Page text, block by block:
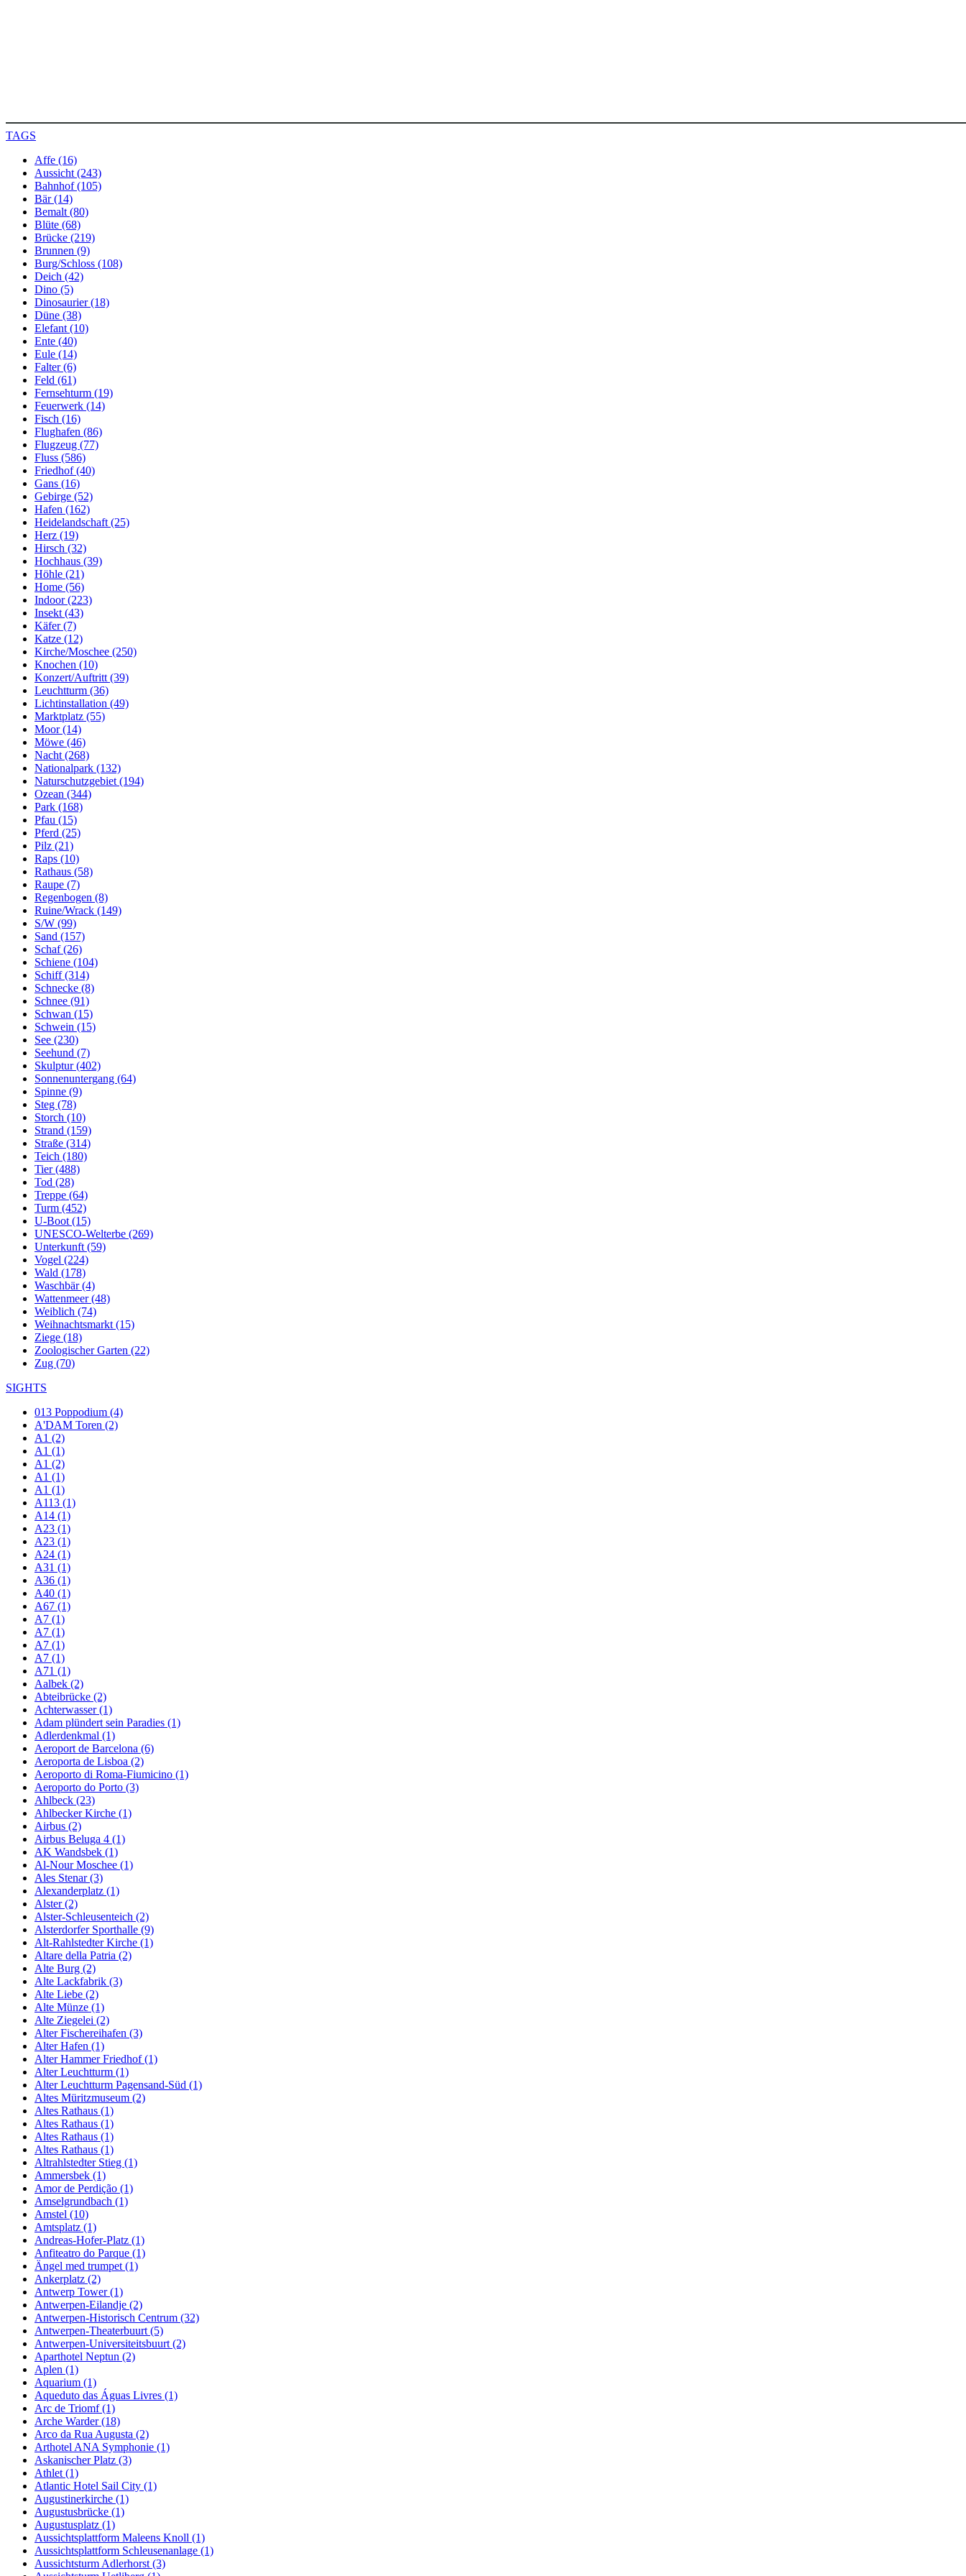
TAGS
Affe (16)
Aussicht (243)
Bahnhof (105)
Bär (14)
Bemalt (80)
Blüte (68)
Brücke (219)
Brunnen (9)
Burg/Schloss (108)
Deich (42)
Dino (5)
Dinosaurier (18)
Düne (38)
Elefant (10)
Ente (40)
Eule (14)
Falter (6)
Feld (61)
Fernsehturm (19)
Feuerwerk (14)
Fisch (16)
Flughafen (86)
Flugzeug (77)
Fluss (586)
Friedhof (40)
Gans (16)
Gebirge (52)
Hafen (162)
Heidelandschaft (25)
Herz (19)
Hirsch (32)
Hochhaus (39)
Höhle (21)
Home (56)
Indoor (223)
Insekt (43)
Käfer (7)
Katze (12)
Kirche/Moschee (250)
Knochen (10)
Konzert/Auftritt (39)
Leuchtturm (36)
Lichtinstallation (49)
Marktplatz (55)
Moor (14)
Möwe (46)
Nacht (268)
Nationalpark (132)
Naturschutzgebiet (194)
Ozean (344)
Park (168)
Pfau (15)
Pferd (25)
Pilz (21)
Raps (10)
Rathaus (58)
Raupe (7)
Regenbogen (8)
Ruine/Wrack (149)
S/W (99)
Sand (157)
Schaf (26)
Schiene (104)
Schiff (314)
Schnecke (8)
Schnee (91)
Schwan (15)
Schwein (15)
See (230)
Seehund (7)
Skulptur (402)
Sonnenuntergang (64)
Spinne (9)
Steg (78)
Storch (10)
Strand (159)
Straße (314)
Teich (180)
Tier (488)
Tod (28)
Treppe (64)
Turm (452)
U-Boot (15)
UNESCO-Welterbe (269)
Unterkunft (59)
Vogel (224)
Wald (178)
Waschbär (4)
Wattenmeer (48)
Weiblich (74)
Weihnachtsmarkt (15)
Ziege (18)
Zoologischer Garten (22)
Zug (70)
SIGHTS
013 Poppodium (4)
A'DAM Toren (2)
A1 (2)
A1 (1)
A1 (2)
A1 (1)
A1 (1)
A113 (1)
A14 (1)
A23 (1)
A23 (1)
A24 (1)
A31 (1)
A36 (1)
A40 (1)
A67 (1)
A7 (1)
A7 (1)
A7 (1)
A7 (1)
A71 (1)
Aalbek (2)
Abteibrücke (2)
Achterwasser (1)
Adam plündert sein Paradies (1)
Adlerdenkmal (1)
Aeroport de Barcelona (6)
Aeroporta de Lisboa (2)
Aeroporto di Roma-Fiumicino (1)
Aeroporto do Porto (3)
Ahlbeck (23)
Ahlbecker Kirche (1)
Airbus (2)
Airbus Beluga 4 (1)
AK Wandsbek (1)
Al-Nour Moschee (1)
Ales Stenar (3)
Alexanderplatz (1)
Alster (2)
Alster-Schleusenteich (2)
Alsterdorfer Sporthalle (9)
Alt-Rahlstedter Kirche (1)
Altare della Patria (2)
Alte Burg (2)
Alte Lackfabrik (3)
Alte Liebe (2)
Alte Münze (1)
Alte Ziegelei (2)
Alter Fischereihafen (3)
Alter Hafen (1)
Alter Hammer Friedhof (1)
Alter Leuchtturm (1)
Alter Leuchtturm Pagensand-Süd (1)
Altes Müritzmuseum (2)
Altes Rathaus (1)
Altes Rathaus (1)
Altes Rathaus (1)
Altes Rathaus (1)
Altrahlstedter Stieg (1)
Ammersbek (1)
Amor de Perdição (1)
Amselgrundbach (1)
Amstel (10)
Amtsplatz (1)
Andreas-Hofer-Platz (1)
Anfiteatro do Parque (1)
Ängel med trumpet (1)
Ankerplatz (2)
Antwerp Tower (1)
Antwerpen-Eilandje (2)
Antwerpen-Historisch Centrum (32)
Antwerpen-Theaterbuurt (5)
Antwerpen-Universiteitsbuurt (2)
Aparthotel Neptun (2)
Aplen (1)
Aquarium (1)
Aqueduto das Águas Livres (1)
Arc de Triomf (1)
Arche Warder (18)
Arco da Rua Augusta (2)
Arthotel ANA Symphonie (1)
Askanischer Platz (3)
Athlet (1)
Atlantic Hotel Sail City (1)
Augustinerkirche (1)
Augustusbrücke (1)
Augustusplatz (1)
Aussichtsplattform Maleens Knoll (1)
Aussichtsplattform Schleusenanlage (1)
Aussichtsturm Adlerhorst (3)